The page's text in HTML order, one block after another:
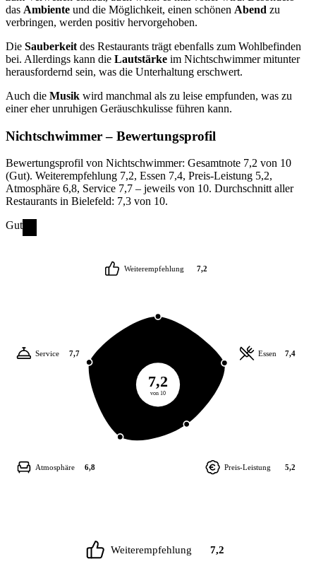
das Ambiente und die Möglichkeit, einen schönen Abend zu
verbringen, werden positiv hervorgehoben.
Die Sauberkeit des Restaurants trägt ebenfalls zum Wohlbefinden
bei. Allerdings kann die Lautstärke im Nichtschwimmer mitunter
herausfordernd sein, was die Unterhaltung erschwert.
Auch die Musik wird manchmal als zu leise empfunden, was zu
einer eher unruhigen Geräuschkulisse führen kann.
Nichtschwimmer– Bewertungsprofil
Bewertungsprofil von Nichtschwimmer: Gesamtnote 7,2 von 10
(Gut). Weiterempfehlung 7,2, Essen 7,4, Preis-Leistung 5,2,
Atmosphäre 6,8, Service 7,7 – jeweils von 10. Durchschnitt aller
Restaurants in Bielefeld: 7,3 von 10.
Gut
7,2
von 10
Weiterempfehlung 7,2
Essen 7,4
Preis-Leistung 5,2
Atmosphäre 6,8
Service 7,7
Weiterempfehlung 7,2